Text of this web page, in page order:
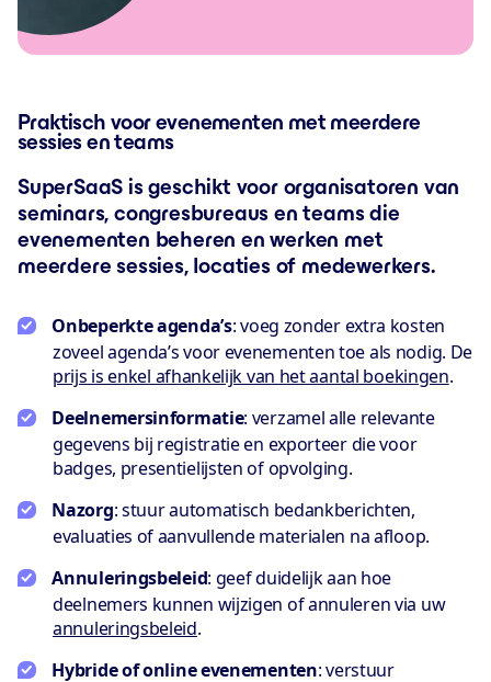
Praktisch voor evenementen met meerdere
sessies en teams
SuperSaaS is geschikt voor organisatoren van
seminars, congresbureaus en teams die
evenementen beheren en werken met
meerdere sessies, locaties of medewerkers.
Onbeperkte agenda’s: voeg zonder extra kosten
zoveel agenda’s voor evenementen toe als nodig. De
prijs is enkel afhankelijk van het aantal boekingen.
Deelnemersinformatie: verzamel alle relevante
gegevens bij registratie en exporteer die voor
badges, presentielijsten of opvolging.
Nazorg: stuur automatisch bedankberichten,
evaluaties of aanvullende materialen na afloop.
Annuleringsbeleid: geef duidelijk aan hoe
deelnemers kunnen wijzigen of annuleren via uw
annuleringsbeleid.
Hybride of online evenementen: verstuur